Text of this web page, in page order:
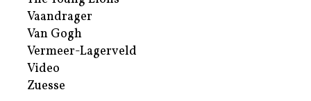
Vaandrager
Van Gogh
Vermeer-Lagerveld
Video
Zuesse